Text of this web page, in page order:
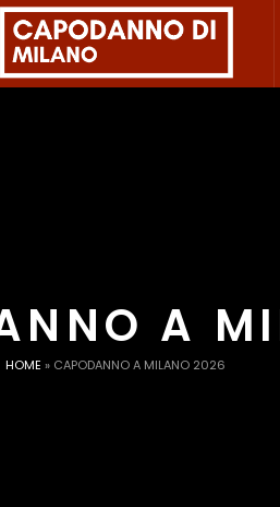
A
HOME » CAPODANNO A MILANO 2026